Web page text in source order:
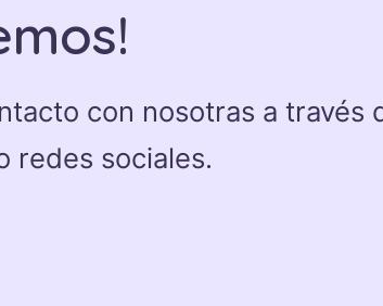
con nosotras a través
redes sociales.